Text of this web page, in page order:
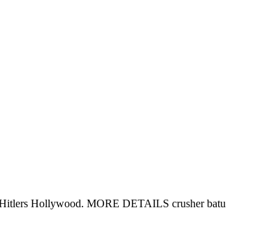
Hitlers Hollywood. MORE DETAILS crusher batu